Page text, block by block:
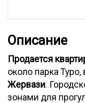
Описание
Продается
около парка
Жервази.
зонами для